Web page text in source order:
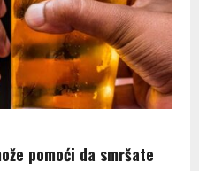
pomoći da smršate